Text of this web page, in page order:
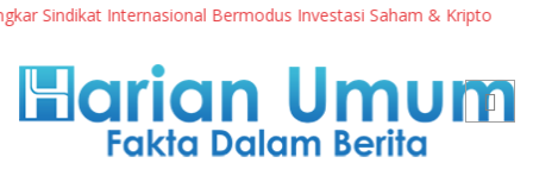
Sindikat Internasional Bermodus Investasi Saham & Kripto